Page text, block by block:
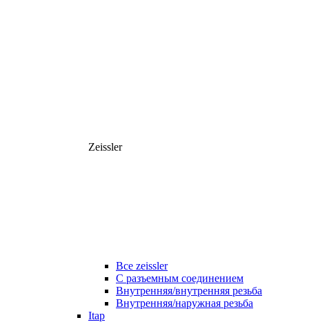
Zeissler
Все zeissler
С разъемным соединением
Внутренняя/внутренняя резьба
Внутренняя/наружная резьба
Itap